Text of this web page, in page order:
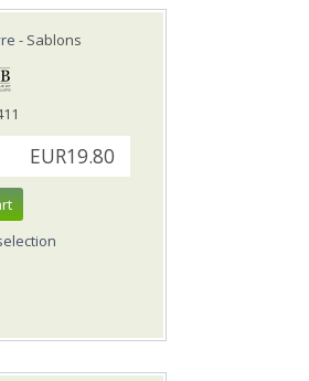
- Sablons
EUR19.80